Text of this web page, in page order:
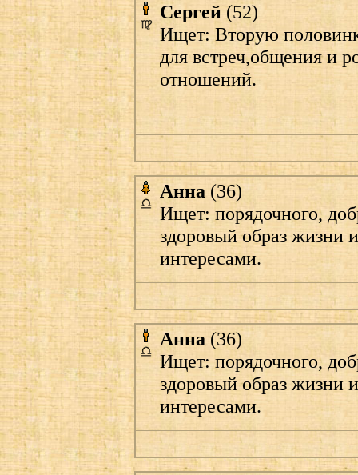
Сергей (52)
Ищет: Вторую
для встреч,общения и
отношений.
Анна (36)
Ищет: порядочного,
здоровый образ
интересами.
Анна (36)
Ищет: порядочного,
здоровый образ
интересами.